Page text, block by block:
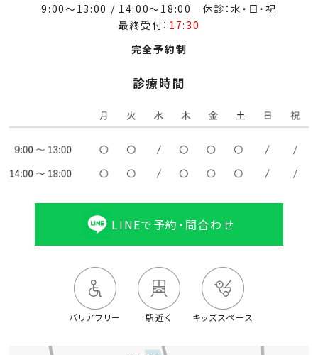
9:00～13:00 / 14:00～18:00 休診：水・日・祝
最終受付： 17:30
完全予約制
診療時間
LINEで予約・問合わせ
バリアフリー 駅近く キッズスペース